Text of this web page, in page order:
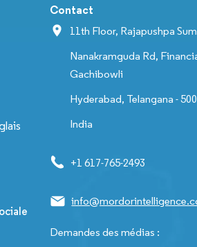
Contact
11th Floor, Rajapushpa
Nanakramguda Rd,
Gachibowli
Hyderabad, Telangana -
India
+1 617-765-2493
Demandes des médias :